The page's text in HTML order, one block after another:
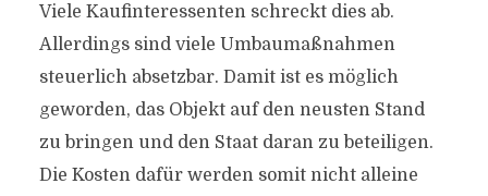
Viele Kaufinteressenten schreckt dies ab.
Allerdings sind viele Umbaumaßnahmen
steuerlich absetzbar. Damit ist es möglich
geworden, das Objekt auf den neusten Stand
zu bringen und den Staat daran zu beteiligen.
Die Kosten dafür werden somit nicht alleine